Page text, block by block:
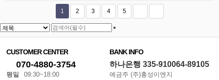
1 2 3 4 5
CUSTOMER CENTER
070-4880-3754
평일
09:30~18:00
BANK INFO
하나은행 335-910064-89105
예금주 (주)홍성이엔지